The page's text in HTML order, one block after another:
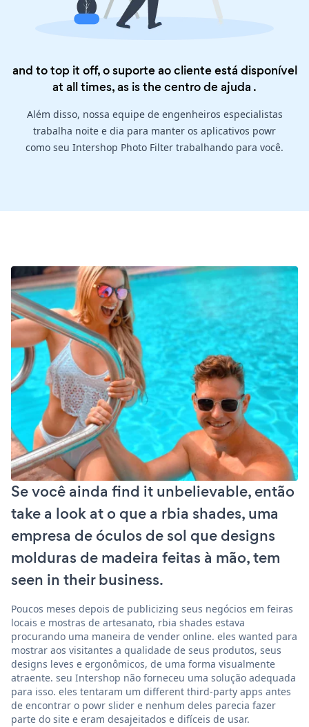
and to top it off, o suporte ao cliente está disponível
at all times, as is thecentro de ajuda .
Além disso, nossa equipe de engenheiros especialistas
trabalha noite e dia para manter os aplicativos powr
como seu Intershop Photo Filter trabalhando para você.
Se você ainda find it unbelievable, então
take a look at o que a rbia shades, uma
empresa de óculos de sol que designs
molduras de madeira feitas à mão, tem
seen in their business.
Poucos meses depois de publicizing seus negócios em feiras
locais e mostras de artesanato, rbia shades estava
procurando uma maneira de vender online. eles wanted para
mostrar aos visitantes a qualidade de seus produtos, seus
designs leves e ergonômicos, de uma forma visualmente
atraente. seu Intershop não forneceu uma solução adequada
para isso. eles tentaram um different third-party apps antes
de encontrar o powr slider e nenhum deles parecia fazer
parte do site e eram desajeitados e difíceis de usar.